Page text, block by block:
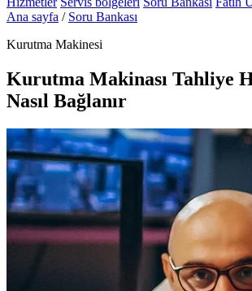
Ana sayfa / Soru Bankası
Kurutma Makinesi
Kurutma Makinası Tahliye
Nasıl Bağlanır